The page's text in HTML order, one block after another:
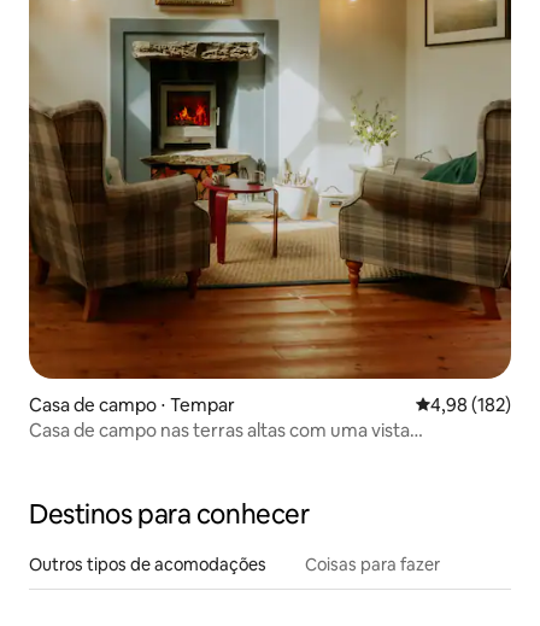
Casa de campo ⋅ Tempar 4,98 de uma
4,98 (182)
Casa de campo nas terras altas com uma vista
Destinos para conhecer
Outros tipos de acomodações Coisas para fazer